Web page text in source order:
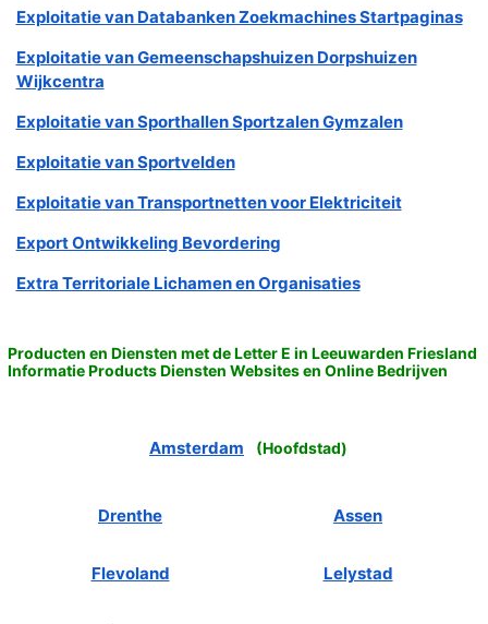
Exploitatie van Databanken Zoekmachines Startpaginas
Exploitatie van Gemeenschapshuizen Dorpshuizen
Wijkcentra
Exploitatie van Sporthallen Sportzalen Gymzalen
Exploitatie van Sportvelden
Exploitatie van Transportnetten voor Elektriciteit
Export Ontwikkeling Bevordering
Extra Territoriale Lichamen en Organisaties
Producten en Diensten met de Letter E in Leeuwarden Friesland
Informatie Products Diensten Websites en Online Bedrijven
Amsterdam (Hoofdstad)
Drenthe Assen
Flevoland Lelystad